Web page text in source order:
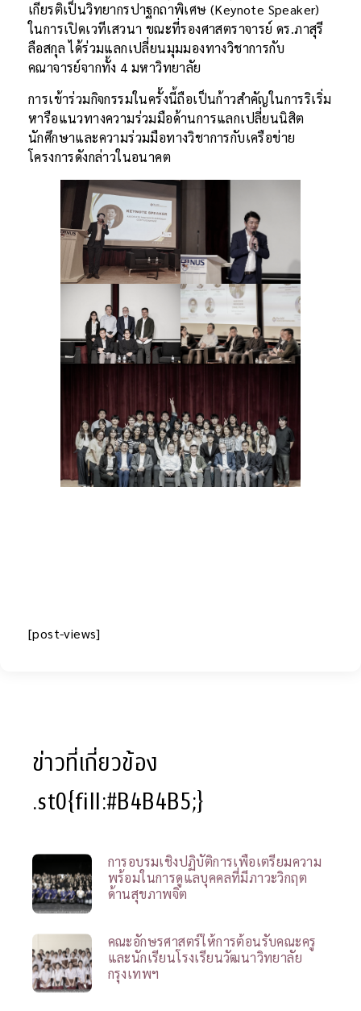
เกียรติเป็นวิทยากรปาฐกถาพิเศษ (Keynote Speaker)
ในการเปิดเวทีเสวนา ขณะที่รองศาสตราจารย์ ดร.ภาสุรี
ลือสกุล ได้ร่วมแลกเปลี่ยนมุมมองทางวิชาการกับ
คณาจารย์จากทั้ง 4 มหาวิทยาลัย
การเข้าร่วมกิจกรรมในครั้งนี้ถือเป็นก้าวสำคัญในการริเริ่ม
หารือแนวทางความร่วมมือด้านการแลกเปลี่ยนนิสิต
นักศึกษาและความร่วมมือทางวิชาการกับเครือข่าย
โครงการดังกล่าวในอนาคต
[post-views]
ข่าวที่เกี่ยวข้อง
.st0{fill:#B4B4B5;}
การอบรมเชิงปฏิบัติการเพื่อเตรียมความ
พร้อมในการดูแลบุคคลที่มีภาวะวิกฤต
ด้านสุขภาพจิต
คณะอักษรศาสตร์ให้การต้อนรับคณะครู
และนักเรียนโรงเรียนวัฒนาวิทยาลัย
กรุงเทพฯ